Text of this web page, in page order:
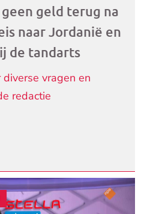
geld terug na
naar Jordanië en
de tandarts
vragen en
redactie